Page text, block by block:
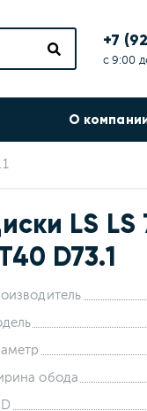
+7
с 9:00
О
LS LS
D73.1
обода